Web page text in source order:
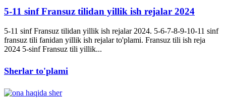
5-11 sinf Fransuz tilidan yillik ish rejalar 2024
5-11 sinf Fransuz tilidan yillik ish rejalar 2024. 5-6-7-8-9-10-11 sinf
fransuz tili fanidan yillik ish rejalar to'plami. Fransuz tili ish reja
2024 5-sinf Fransuz tili yillik...
Sherlar to'plami